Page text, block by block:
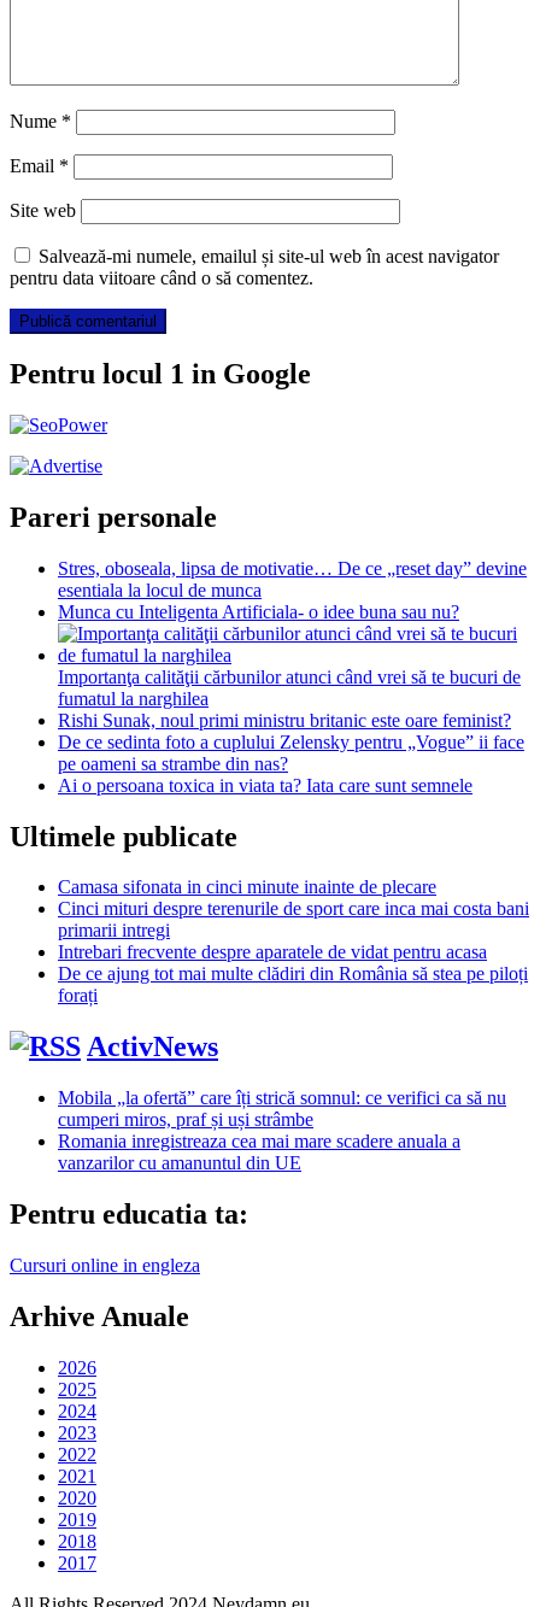
Nume *
Email *
Site web
Salvează-mi numele, emailul și site-ul web în acest navigator
pentru data viitoare când o să comentez.
Pentru locul 1 in Google
Pareri personale
Stres, oboseala, lipsa de motivatie… De ce „reset day” devine
esentiala la locul de munca
Munca cu Inteligenta Artificiala- o idee buna sau nu?
Importanţa calităţii cărbunilor atunci când vrei să te bucuri de
fumatul la narghilea
Rishi Sunak, noul primi ministru britanic este oare feminist?
De ce sedinta foto a cuplului Zelensky pentru „Vogue” ii face
pe oameni sa strambe din nas?
Ai o persoana toxica in viata ta? Iata care sunt semnele
Ultimele publicate
Camasa sifonata in cinci minute inainte de plecare
Cinci mituri despre terenurile de sport care inca mai costa bani
primarii intregi
Intrebari frecvente despre aparatele de vidat pentru acasa
De ce ajung tot mai multe clădiri din România să stea pe piloți
forați
ActivNews
Mobila „la ofertă” care îți strică somnul: ce verifici ca să nu
cumperi miros, praf și uși strâmbe
Romania inregistreaza cea mai mare scadere anuala a
vanzarilor cu amanuntul din UE
Pentru educatia ta:
Cursuri online in engleza
Arhive Anuale
2026
2025
2024
2023
2022
2021
2020
2019
2018
2017